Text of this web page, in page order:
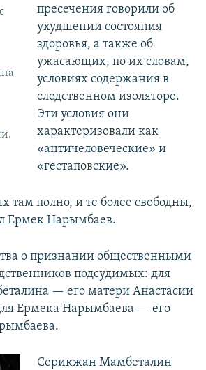
пресечения говорили об
ухудшении состояния
здоровья, а также об
ужасающих, по их словам,
условиях содержания в
следственном изоляторе.
Эти условия они
характеризовали как
«античеловеческие» и
«гестаповские».
полно, и те более свободны,
Ермек Нарымбаев.
о признании общественными
подсудимых: для
— его матери Анастасии
Ермека Нарымбаева — его
Серикжан Мамбеталин